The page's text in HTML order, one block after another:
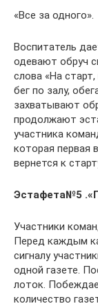
«Все за одного».
Воспитатель
одевают обруч
слова «На
бег по залу,
захватывают
продолжают
участника
которая первая
вернется к
Эстафета№5
Участники
Перед каждым
сигналу
одной газете.
лоток.
количество